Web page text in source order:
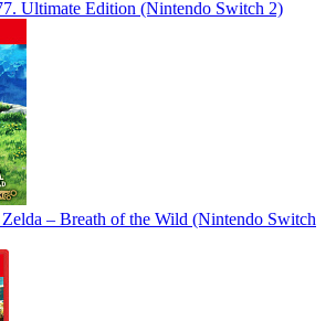
Ultimate Edition (Nintendo Switch 2)
– Breath of the Wild (Nintendo Switch